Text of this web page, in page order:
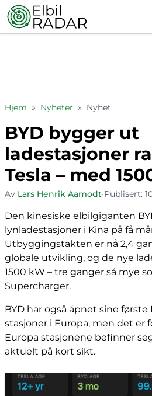
Hjem » Nyheter » Nyhet
BYD bygger ut
ladestasjoner
Tesla – med
Av Lars Henrik Aamodt•Publisert:
Den kinesiske elbilgiganten
lynladestasjoner i Kina på få
Utbyggingstakten er nå 2,4
globale utvikling, og de nye
1500 kW – tre ganger så mye
Supercharger.
BYD har også åpnet sine første
stasjoner i Europa, men det er
Europa stasjonene befinner
aktuelt på kort sikt.